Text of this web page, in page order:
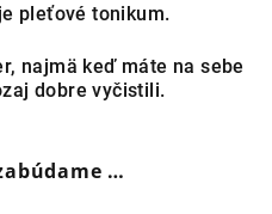
pleťové tonikum.
najmä keď máte na sebe
dobre vyčistili.
…